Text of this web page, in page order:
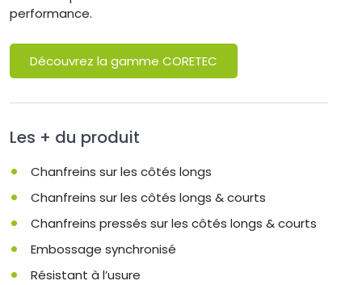
performance.
Découvrez la gamme CORETEC
Les + du produit
Chanfreins sur les côtés longs
Chanfreins sur les côtés longs & courts
Chanfreins pressés sur les côtés longs & courts
Embossage synchronisé
Résistant à l’usure